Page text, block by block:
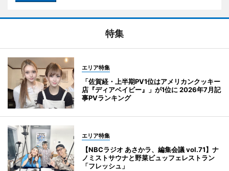
特集
エリア特集
「佐賀経・上半期PV1位はアメリカンクッキー
店『ディアベイビー』」が1位に 2026年7月記
事PVランキング
エリア特集
【NBCラジオ あさかラ、編集会議 vol.71】ナ
ノミストサウナと野菜ビュッフェレストラン
「フレッシュ」